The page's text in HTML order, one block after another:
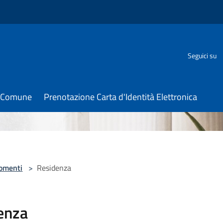
Seguici su
Prenotazione Carta d'Identità Elettronica
> Residenza